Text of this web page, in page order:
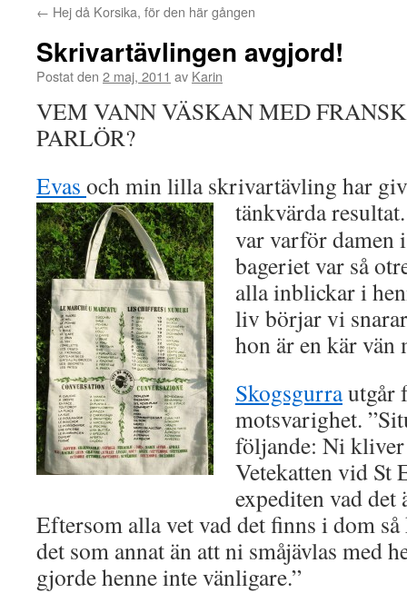
← Hej då Korsika, för den här gången
Skrivartävlingen avgjord!
Postat den 2 maj, 2011 av Karin
VEM VANN VÄSKAN MED
PARLÖR?
Evas och min lilla skrivartävling har
tänkvärda
var varför damen
bageriet var så
alla inblickar i
liv börjar vi
hon är en kär vän
Skogsgurrautgår
motsvarighet.
följande: Ni
Vetekatten vid St
expediten vad
Eftersom alla vet vad det finns i dom
det som annat än att ni småjävlas med
gjorde henne inte vänligare.”